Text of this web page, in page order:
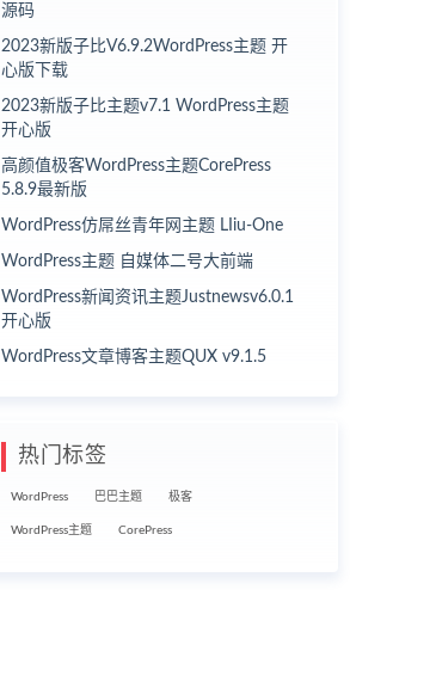
源码
2023新版子比V6.9.2WordPress主题 开
心版下载
2023新版子比主题v7.1 WordPress主题
开心版
高颜值极客WordPress主题CorePress
5.8.9最新版
WordPress仿屌丝青年网主题 LIiu-One
WordPress主题 自媒体二号大前端
WordPress新闻资讯主题Justnewsv6.0.1
开心版
WordPress文章博客主题QUX v9.1.5
热门标签
WordPress 巴巴主题 极客
WordPress主题 CorePress